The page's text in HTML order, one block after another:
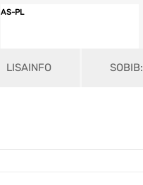
AS-PL
LISAINFO SOBIB: